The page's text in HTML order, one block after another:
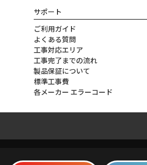
サポート
ご利用ガイド
よくある質問
工事対応エリア
工事完了までの流れ
製品保証について
標準工事費
各メーカー エラーコード